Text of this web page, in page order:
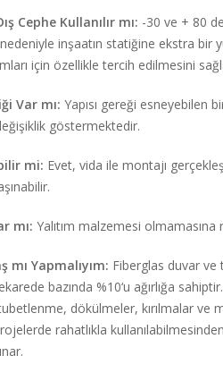
Cephe Kullanılır mı: -30 ve + 80
inşaatın statiğine ekstra bir
için özellikle tercih edilmesini
Var mı: Yapısı gereği esneyebilen
göstermektedir.
mi: Evet, vida ile montajı
mı: Yalıtım malzemesi olmamasına
Yapmalıyım: Fiberglas duvar
bazında %10‘u ağırlığa
dökülmeler, kırılmalar ve
rahatlıkla